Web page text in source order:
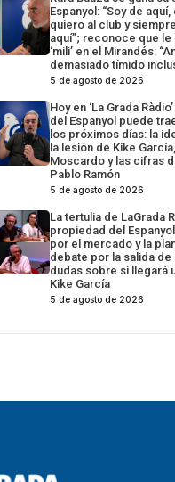
Espanyol: “Soy de aquí,
quiero al club y
aquí”; reconoce que le
‘mili’ en el Mirandés:
demasiado tímido
5 de agosto de 2026
Hoy en ‘La Grada
del Espanyol puede
los próximos días: la
la lesión de Kike
Moscardo y las cifras
Pablo Ramón
5 de agosto de 2026
La tertulia de LaGrada
propiedad del
por el mercado y la
debate por la salida de
dudas sobre si llegará
Kike García
5 de agosto de 2026